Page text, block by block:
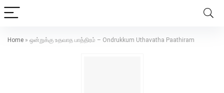
Home » ஒன்றுக்கு உதவாத பாத்திரம் – Ondrukkum Uthavatha Paathiram